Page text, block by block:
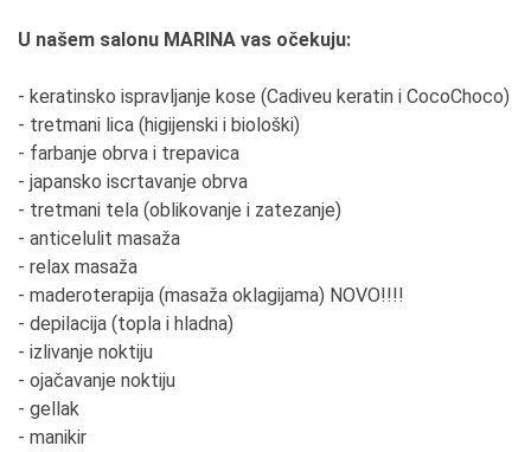
U našem salonu MARINA vas očekuju:
- keratinsko ispravljanje kose (Cadiveu keratin i CocoChoco)
- tretmani lica (higijenski i biološki)
- farbanje obrva i trepavica
- japansko iscrtavanje obrva
- tretmani tela (oblikovanje i zatezanje)
- anticelulit masaža
- relax masaža
- maderoterapija (masaža oklagijama) NOVO!!!!
- depilacija (topla i hladna)
- izlivanje noktiju
- ojačavanje noktiju
- gellak
- manikir